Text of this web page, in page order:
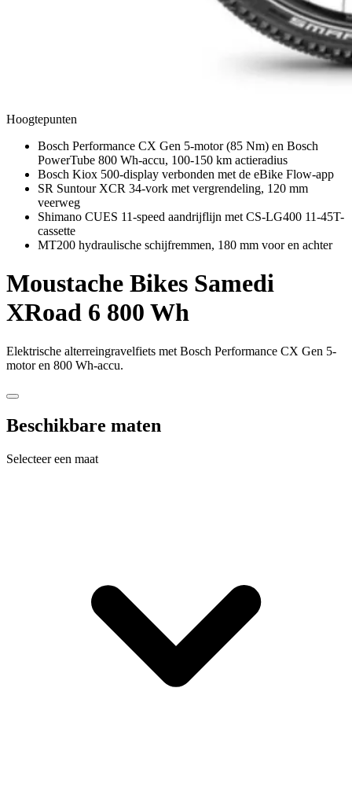
Hoogtepunten
Bosch Performance CX Gen 5-motor (85 Nm) en Bosch
PowerTube 800 Wh-accu, 100-150 km actieradius
Bosch Kiox 500-display verbonden met de eBike Flow-app
SR Suntour XCR 34-vork met vergrendeling, 120 mm
veerweg
Shimano CUES 11-speed aandrijflijn met CS-LG400 11-45T-
cassette
MT200 hydraulische schijfremmen, 180 mm voor en achter
Moustache Bikes Samedi
XRoad 6 800 Wh
Elektrische alterreingravelfiets met Bosch Performance CX Gen 5-
motor en 800 Wh-accu.
Beschikbare maten
Selecteer een maat